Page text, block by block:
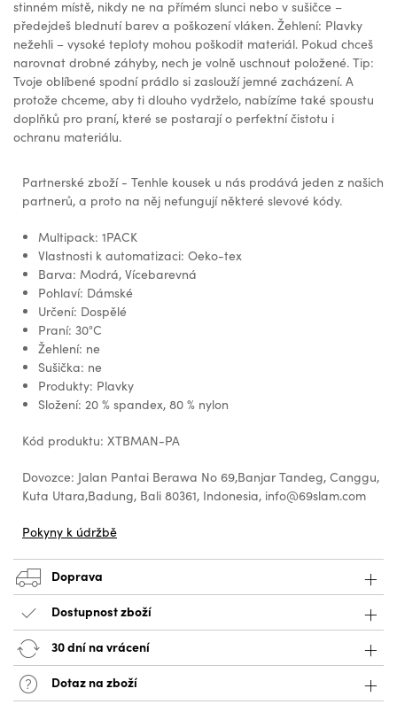
stinném místě, nikdy ne na přímém slunci nebo v sušičce –
předejdeš blednutí barev a poškození vláken. Žehlení: Plavky
nežehli – vysoké teploty mohou poškodit materiál. Pokud chceš
narovnat drobné záhyby, nech je volně uschnout položené. Tip:
Tvoje oblíbené spodní prádlo si zaslouží jemné zacházení. A
protože chceme, aby ti dlouho vydrželo, nabízíme také spoustu
doplňků pro praní, které se postarají o perfektní čistotu i
ochranu materiálu.
Partnerské zboží - Tenhle kousek u nás prodává jeden z našich
partnerů, a proto na něj nefungují některé slevové kódy.
Multipack: 1PACK
Vlastnosti k automatizaci: Oeko-tex
Barva: Modrá, Vícebarevná
Pohlaví: Dámské
Určení: Dospělé
Praní: 30°C
Žehlení: ne
Sušička: ne
Produkty: Plavky
Složení: 20 % spandex, 80 % nylon
Kód produktu: XTBMAN-PA
Dovozce: Jalan Pantai Berawa No 69,Banjar Tandeg, Canggu,
Kuta Utara,Badung, Bali 80361, Indonesia, info@69slam.com
Pokyny k údržbě
Doprava
Dostupnost zboží
30 dní na vrácení
Dotaz na zboží